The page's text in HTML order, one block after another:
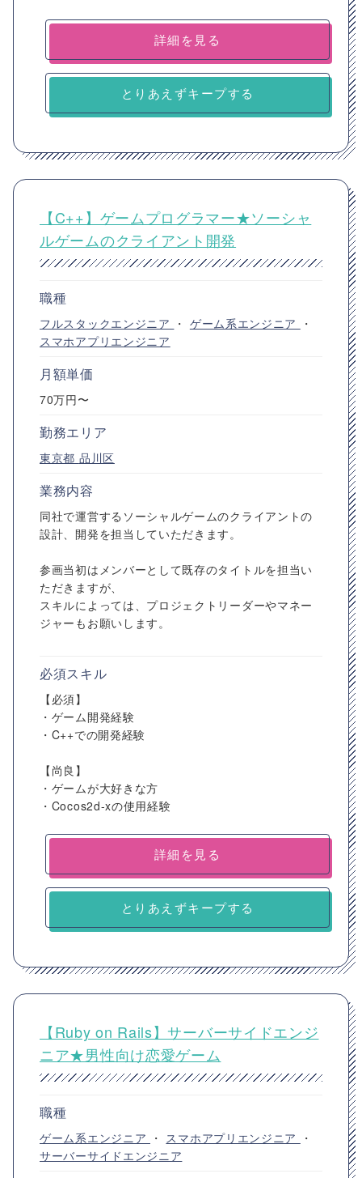
詳細を見る
とりあえずキープする
【C++】ゲームプログラマー★ソーシャ
ルゲームのクライアント開発
職種
フルスタックエンジニア ・ ゲーム系エンジニア
・
スマホアプリエンジニア
月額単価
70万円〜
勤務エリア
東京都 品川区
業務内容
同社で運営するソーシャルゲームのクライアントの
設計、開発を担当していただきます。
参画当初はメンバーとして既存のタイトルを担当い
ただきますが、
スキルによっては、プロジェクトリーダーやマネー
ジャーもお願いします。
必須スキル
【必須】
・ゲーム開発経験
・C++での開発経験
【尚良】
・ゲームが大好きな方
・Cocos2d-xの使用経験
詳細を見る
とりあえずキープする
【Ruby on Rails】サーバーサイドエンジ
ニア★男性向け恋愛ゲーム
職種
ゲーム系エンジニア ・ スマホアプリエンジニア
・
サーバーサイドエンジニア